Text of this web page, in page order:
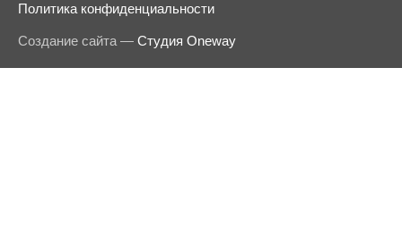
Политика конфиденциальности
Создание сайта — Студия Oneway